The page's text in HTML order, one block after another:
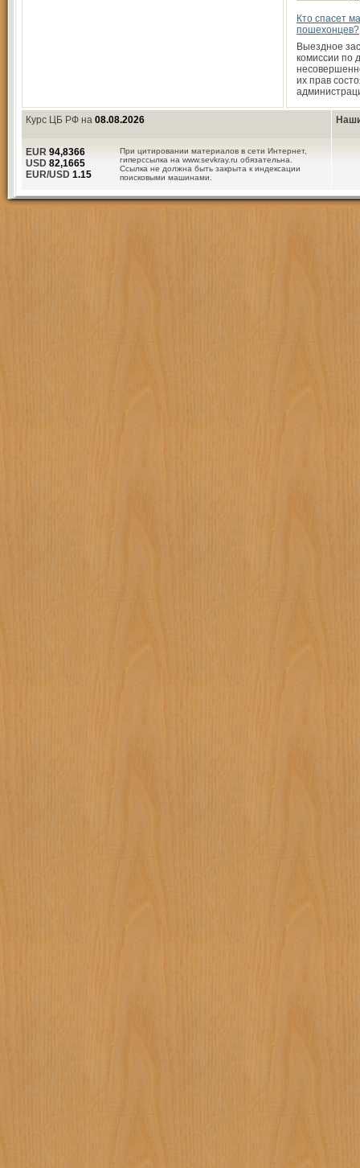
Кто спасет
пошехонцев?
Выездное
комиссии по
их прав
Курс ЦБ РФ на 08.08.2026
При цитировании материалов в сети Интернет,
гиперссылка на www.sevkray.ru обязательна.
Ссылка не должна быть закрыта к индексации
поисковыми машинами.
EUR 94,8366
USD 82,1665
EUR/USD 1.15